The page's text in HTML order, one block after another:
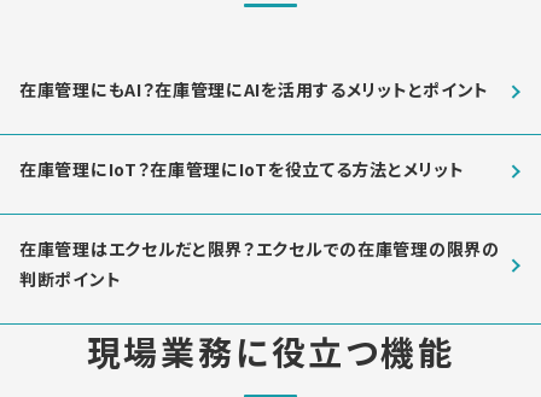
在庫管理にもAI？在庫管理にAIを活用するメリットとポイント
在庫管理にIoT？在庫管理にIoTを役立てる方法とメリット
在庫管理はエクセルだと限界？エクセルでの在庫管理の限界の
判断ポイント
現場業務に役立つ機能